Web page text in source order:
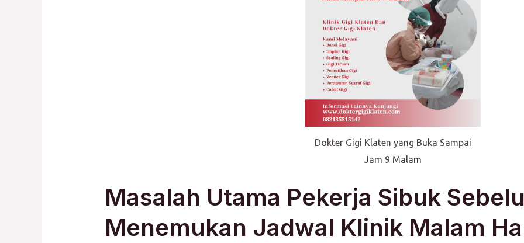
Dokter Gigi Klaten yang Buka Sampai
Jam 9 Malam
Masalah Utama Pekerja Sibuk
Menemukan Jadwal Klinik Malam